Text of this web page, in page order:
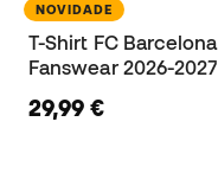
NOVIDADE
T-Shirt FC Barcelona
Fanswear 2026-2027
29,99 €